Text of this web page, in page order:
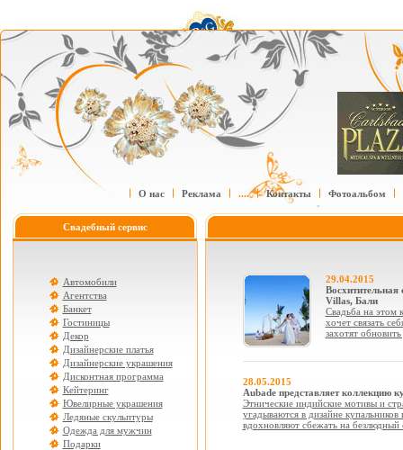
О нас Реклама .... Контакты Фотоальбом
Свадебный сервис
Автомобили
Агентства
Банкет
Гостиницы
Декор
Дизайнерские платья
Дизайнерские украшения
Дисконтная программа
Кейтеринг
Ювелирные украшения
Ледяные скульптуры
Одежда для мужчин
Подарки
29.04.2015
Villas, Бали
Свадьба на этом
хочет связать
захотят
28.05.2015
Aubade представляет коллекцию
Этнические индийские мотивы и
угадываются в дизайне
вдохновляют сбежать на